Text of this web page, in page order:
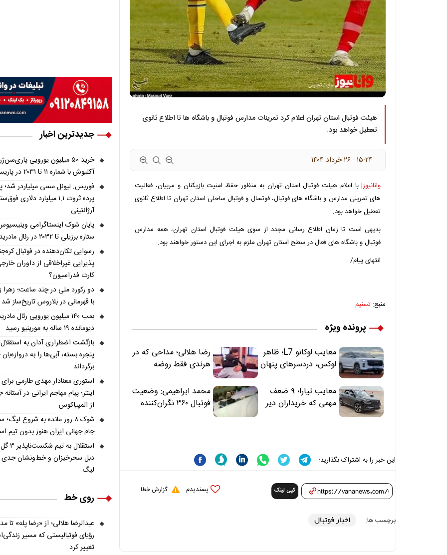
هیئت فوتبال استان تهران اعلام کرد تمرینات مدارس فوتبال و باشگاه ها تا اطلاع ثانوی
تعطیل خواهد بود.
۱۵:۲۴ - ۲۶ خرداد ۱۴۰۴
وانانیوز| با اعلام هیئت فوتبال استان تهران به منظور حفظ امنیت بازیکنان و مربیان، فعالیت
های تمرینی مدارس و باشگاه های فوتبال، فوتسال و فوتبال ساحلی استان تهران تا اطلاع ثانوی
تعطیل خواهد بود.
بدیهی است تا زمان اطلاع رسانی مجدد از سوی هیئت فوتبال استان تهران، همه مدارس
فوتبال و باشگاه های فعال در سطح استان تهران ملزم به اجرای این دستور خواهند بود.
انتهای پیام/
منبع: تسنیم
پرونده ویژه
معایب لوکانو L7؛ ظاهر
لوکس، دردسرهای پنهان
رضا هلالی؛ مداحی که در
هرندی فقط روضه
«تکیه‌گاه آقا مرتضی
علی(ع)» را جدی‌تر
ببینند
معایب تیارا؛ ۹ ضعف
مهمی که خریداران دیر
محمد ابراهیمی: وضعیت
فوتبال ۳۶۰ نگران‌کننده
این خبر را به اشتراک بگذارید:
کپی لینک پسندیدم گزارش خطا
برچسب ها: اخبار فوتبال
جدیدترین اخبار
خرید ۵۰ میلیون یورویی
آکلیوش با شماره ۱۱ تا ۲۰۳۱ در پاریس
فوربس: لیونل مسی میلیاردر
پرده ثروت ۱.۱ میلیارد دلاری
آرژانتینی
پایان شوک اینستاگرامی
ستاره برزیلی تا ۲۰۳۲ در رئال مادرید ماند
رسوایی تکان‌دهنده در فوتبال
پذیرایی غیراخلاقی از داوران
کارت فدراسیون؟
دو رکورد ملی در چند ساعت؛ زهرا
با قهرمانی در بلاروس تاریخ‌ساز شد
بمب ۱۴۰ میلیون یورویی رئال
دیومانده ۱۹ ساله به مورینیو رسید
بازگشت اضطراری آدان به
پنجره بسته، آبی‌ها را به دروازه‌بان
برگرداند
استوری معنادار مهدی طارمی برای
اینتر؛ پیام مهاجم ایرانی در
از المپیاکوس
شوک ۸ روز مانده به شروع لیگ؛
جام جهانی ایران هنوز بدون تیم
استقلال به
دبل سحرخیزان و خط‌ونشان جدی
لیگ
روی خط
عبدالرضا هلالی؛ از «رضا پله» تا
رؤیای فوتبالیستی که مسیر
تغییر کرد